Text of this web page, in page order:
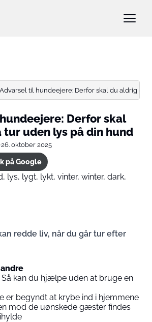
Advarsel til hundeejere: Derfor skal du aldrig gå
Derfor skal
uden lys på din hund
26. oktober 2025
på Google
redde liv, når du går tur efter
Så kan du hjælpe uden at bruge en
er begyndt at krybe ind i hjemmene
mod de uønskede gæster findes